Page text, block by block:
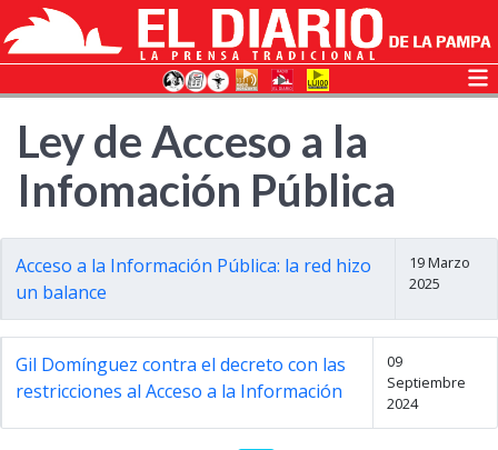
Ley de Acceso a la
Infomación Pública
Acceso a la Información Pública: la red hizo
un balance
19 Marzo
2025
Gil Domínguez contra el decreto con las
restricciones al Acceso a la Información
09
Septiembre
2024